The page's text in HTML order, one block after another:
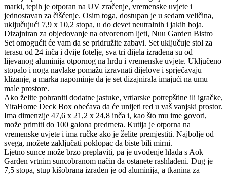
marki, tepih je otporan na UV zračenje, vremenske uvjete i
jednostavan za čišćenje. Osim toga, dostupan je u sedam veličina,
uključujući 7,9 x 10,2 stopa, u do devet neutralnih i jakih boja.
Dizajniran za objedovanje na otvorenom ljeti, Nuu Garden Bistro
Set omogućit će vam da se pridružite zabavi. Set uključuje stol za
terasu od 24 inča i dvije fotelje, sva tri dijela izrađena su od
lijevanog aluminija otpornog na hrđu i vremenske uvjete. Uključeno
stopalo i noga navlake pomažu izravnati dijelove i sprječavaju
klizanje, a marka napominje da je set dizajnirala imajući na umu
male prostore.
Ako želite pohraniti dodatne jastuke, vrtlarske potrepštine ili igračke,
YitaHome Deck Box obećava da će unijeti red u vaš vanjski prostor.
Ima dimenzije 47,6 x 21,2 x 24,8 inča i, kao što mu ime govori,
može primiti do 100 galona predmeta. Kutija je otporna na
vremenske uvjete i ima ručke ako je želite premjestiti. Najbolje od
svega, možete zaključati poklopac da biste bili mirni.
Ljetno sunce može brzo preplaviti, pa je uvođenje hlada s Aok
Garden vrtnim suncobranom način da ostanete rashlađeni. Dug je
7,5 stopa, stup kišobrana izrađen je od aluminija, a tkanina za